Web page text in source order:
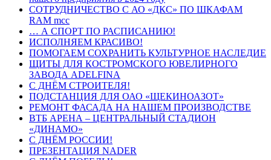
СОТРУДНИЧЕСТВО С АО «ДКС» ПО ШКАФАМ
RAM mcc
… А СПОРТ ПО РАСПИСАНИЮ!
ИСПОЛНЯЕМ КРАСИВО!
ПОМОГАЕМ СОХРАНИТЬ КУЛЬТУРНОЕ НАСЛЕДИЕ
ЩИТЫ ДЛЯ КОСТРОМСКОГО ЮВЕЛИРНОГО
ЗАВОДА ADELFINA
С ДНЁМ СТРОИТЕЛЯ!
ПОДСТАНЦИЯ ДЛЯ ОАО «ЩЕКИНОАЗОТ»
РЕМОНТ ФАСАДА НА НАШЕМ ПРОИЗВОДСТВЕ
ВТБ АРЕНА – ЦЕНТРАЛЬНЫЙ СТАДИОН
«ДИНАМО»
С ДНЁМ РОССИИ!
ПРЕЗЕНТАЦИЯ NADER